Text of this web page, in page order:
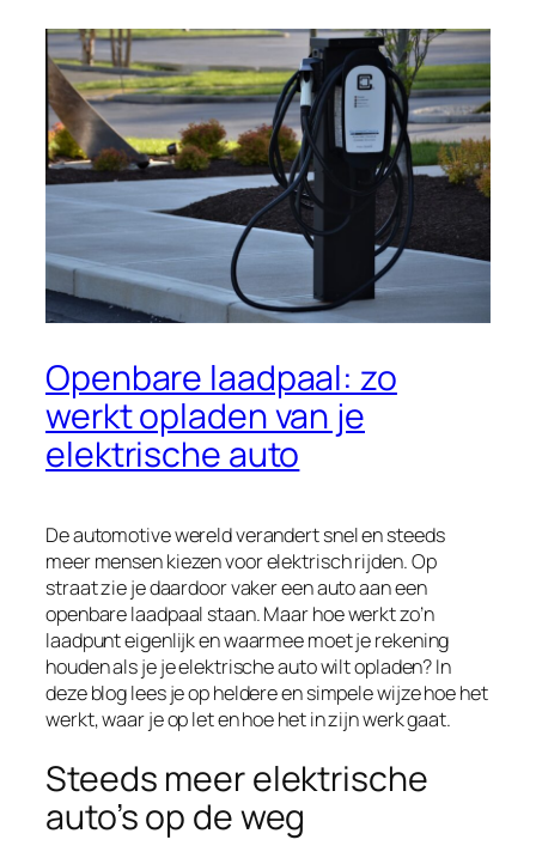
Openbare laadpaal: zo
werkt opladen van je
elektrische auto
De automotive wereld verandert snel en steeds
meer mensen kiezen voor elektrisch rijden. Op
straat zie je daardoor vaker een auto aan een
openbare laadpaal staan. Maar hoe werkt zo’n
laadpunt eigenlijk en waarmee moet je rekening
houden als je je elektrische auto wilt opladen? In
deze blog lees je op heldere en simpele wijze hoe het
werkt, waar je op let en hoe het in zijn werk gaat.
Steeds meer elektrische
auto’s op de weg